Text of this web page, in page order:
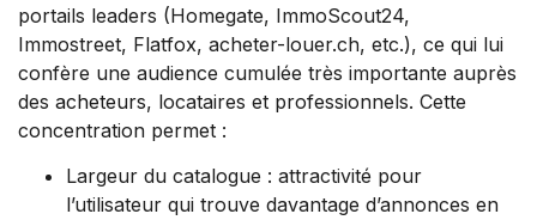
portails leaders (Homegate, ImmoScout24,
Immostreet, Flatfox, acheter-louer.ch, etc.), ce qui lui
confère une audience cumulée très importante auprès
des acheteurs, locataires et professionnels. Cette
concentration permet :
Largeur du catalogue : attractivité pour
l’utilisateur qui trouve davantage d’annonces en